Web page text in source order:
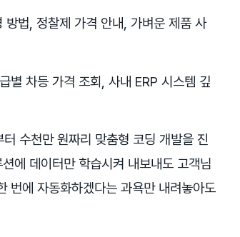
법, 정찰제 가격 안내, 가벼운 제품 사
별 차등 가격 조회, 사내 ERP 시스템 깊
수천만 원짜리 맞춤형 코딩 개발을 진
에 데이터만 학습시켜 내보내도 고객님
번에 자동화하겠다는 과욕만 내려놓아도